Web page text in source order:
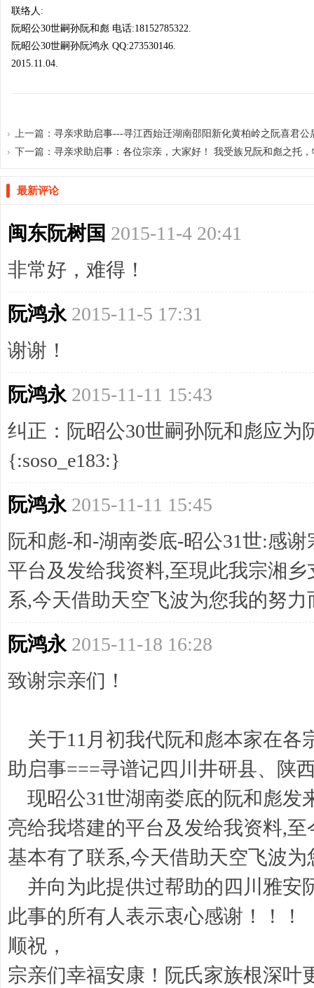
联络人:
阮昭公30世嗣孙阮和彪 电话:18152785322.
阮昭公30世嗣孙阮鸿永 QQ:273530146.
2015.11.04.
上一篇： 寻亲求助启事---寻江西始迁湖南邵阳新化黄柏岭之阮喜君
下一篇： 寻亲求助启事：各位宗亲，大家好！ 我受族兄阮和彪之托
最新评论
闽东阮树国 2015-11-4 20:41
非常好，难得！
阮鸿永 2015-11-5 17:31
谢谢！
阮鸿永 2015-11-11 15:43
纠正：阮昭公30世嗣孙阮和彪应为
{:soso_e183:}
阮鸿永 2015-11-11 15:45
阮和彪-和-湖南娄底-昭公31世:感
平台及发给我资料,至現此我宗湘
系,今天借助天空飞波为您我的努力
阮鸿永 2015-11-18 16:28
致谢宗亲们！
关于11月初我代阮和彪本家在各
助启事===寻谱记四川井研县、陕
现昭公31世湖南娄底的阮和彪发
亮给我塔建的平台及发给我资料,
基本有了联系,今天借助天空飞波
并向为此提供过帮助的四川雅安
此事的所有人表示衷心感谢！！！
顺祝，
宗亲们幸福安康！阮氏家族根深叶